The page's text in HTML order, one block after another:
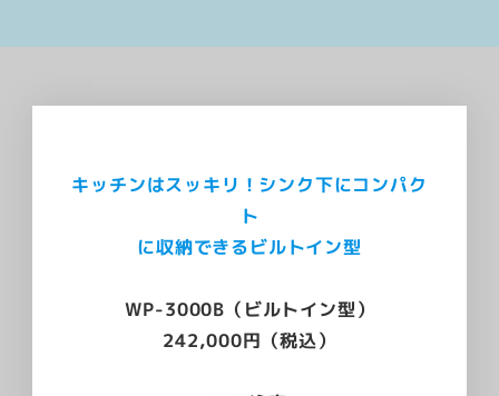
キッチンはスッキリ！シンク下にコンパク
ト
に収納できるビルトイン型
WP-3000B（ビルトイン型）
242,000円（税込）